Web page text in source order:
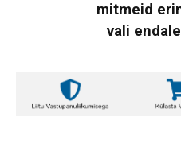
mitmeid
vali